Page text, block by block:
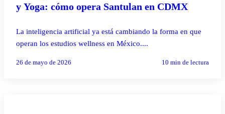
y Yoga: cómo opera Santulan en CDMX
La inteligencia artificial ya está cambiando la forma en que
operan los estudios wellness en México....
26 de mayo de 2026 10 min de lectura